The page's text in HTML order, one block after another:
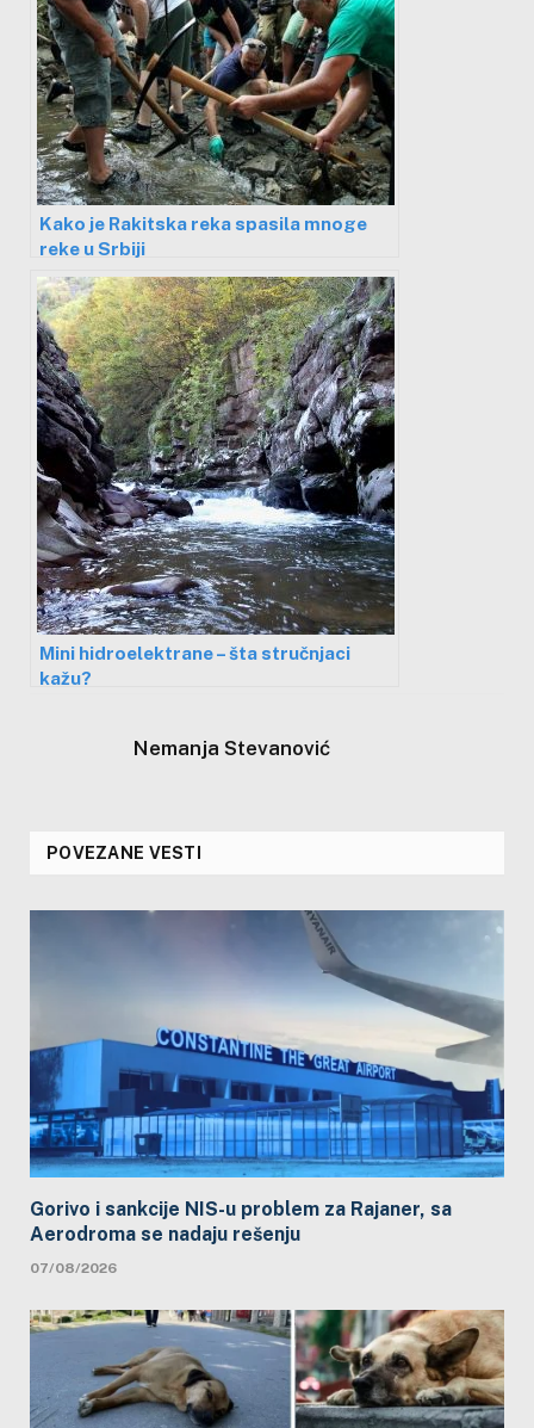
Kako je Rakitska reka spasila mnoge
reke u Srbiji
Mini hidroelektrane – šta stručnjaci
kažu?
Nemanja Stevanović
POVEZANE VESTI
Gorivo i sankcije NIS-u problem za Rajaner, sa
Aerodroma se nadaju rešenju
07/08/2026